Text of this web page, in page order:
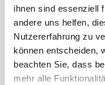
ihnen sind essenziell
andere uns helfen,
Nutzererfahrung zu
können entscheiden,
beachten Sie, dass
mehr alle